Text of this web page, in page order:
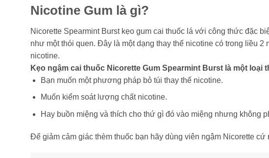
Nicotine Gum là gì?
Nicorette Spearmint Burst kẹo gum cai thuốc lá với công thức đặc
như một thói quen. Đây là một dạng thay thế nicotine có trong liều
nicotine.
Kẹo ngậm cai thuốc Nicorette Gum Spearmint Burst là một loại
Bạn muốn một phương pháp bỏ túi thay thế nicotine.
Muốn kiểm soát lượng chất nicotine.
Hay buồn miệng và thích cho thứ gì đó vào miệng nhưng không
Để giảm cảm giác thèm thuốc bạn hãy dùng viên ngậm Nicorette cứ